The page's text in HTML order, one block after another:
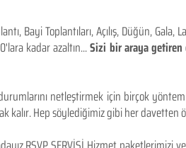
Bayi Toplantıları, Açılış, Düğün,
kadar azaltın...Sizi bir araya getiren
netleştirmek için birçok
kalır. Hep söylediğimiz gibi her davetten